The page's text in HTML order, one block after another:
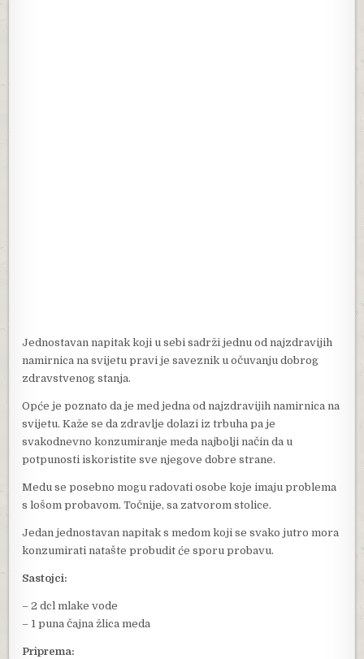
Jednostavan napitak koji u sebi sadrži jednu od najzdravijih
namirnica na svijetu pravi je saveznik u očuvanju dobrog
zdravstvenog stanja.
Opće je poznato da je med jedna od najzdravijih namirnica na
svijetu. Kaže se da zdravlje dolazi iz trbuha pa je
svakodnevno konzumiranje meda najbolji način da u
potpunosti iskoristite sve njegove dobre strane.
Medu se posebno mogu radovati osobe koje imaju problema
s lošom probavom. Točnije, sa zatvorom stolice.
Jedan jednostavan napitak s medom koji se svako jutro mora
konzumirati natašte probudit će sporu probavu.
Sastojci:
– 2 dcl mlake vode
– 1 puna čajna žlica meda
Priprema: